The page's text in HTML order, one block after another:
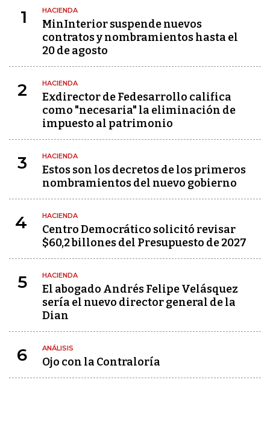
1 HACIENDA
MinInterior suspende nuevos
contratos y nombramientos hasta el
20 de agosto
2 HACIENDA
Exdirector de Fedesarrollo califica
como "necesaria" la eliminación de
impuesto al patrimonio
3 HACIENDA
Estos son los decretos de los primeros
nombramientos del nuevo gobierno
4 HACIENDA
Centro Democrático solicitó revisar
$60,2 billones del Presupuesto de 2027
5 HACIENDA
El abogado Andrés Felipe Velásquez
sería el nuevo director general de la
Dian
6 ANÁLISIS
Ojo con la Contraloría